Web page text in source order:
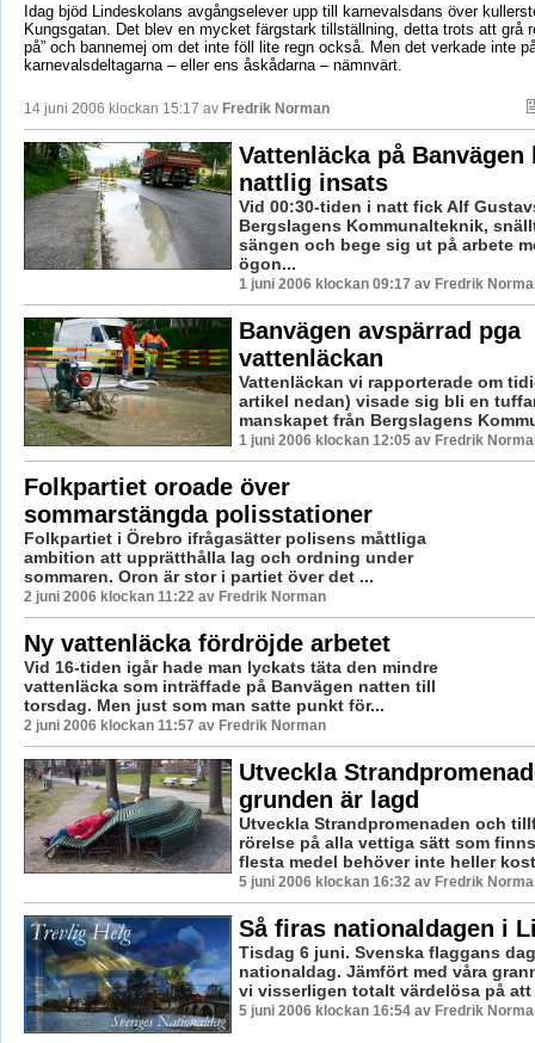
Idag bjöd Lindeskolans avgångselever upp till karnevalsdans över
Kungsgatan. Det blev en mycket färgstark tillställning, detta trots att grå
på” och bannemej om det inte föll lite regn också. Men det verkade inte
karnevalsdeltagarna – eller ens åskådarna – nämnvärt.
14 juni 2006 klockan 15:17 av Fredrik Norman
Vattenläcka på Banvägen
nattlig insats
Vid 00:30-tiden i natt fick Alf
Bergslagens Kommunalteknik,
sängen och bege sig ut på arbete
ögon...
1 juni 2006 klockan 09:17 av Fredrik
Banvägen avspärrad pga
vattenläckan
Vattenläckan vi rapporterade om
artikel nedan) visade sig bli en
manskapet från Bergslagens
1 juni 2006 klockan 12:05 av Fredrik
Folkpartiet oroade över
sommarstängda polisstationer
Folkpartiet i Örebro ifrågasätter polisens måttliga
ambition att upprätthålla lag och ordning under
sommaren. Oron är stor i partiet över det ...
2 juni 2006 klockan 11:22 av Fredrik Norman
Ny vattenläcka fördröjde arbetet
Vid 16-tiden igår hade man lyckats täta den mindre
vattenläcka som inträffade på Banvägen natten till
torsdag. Men just som man satte punkt för...
2 juni 2006 klockan 11:57 av Fredrik Norman
Utveckla
grunden är lagd
Utveckla Strandpromenaden och
rörelse på alla vettiga sätt som
flesta medel behöver inte heller
5 juni 2006 klockan 16:32 av Fredrik
Så firas nationaldagen i
Tisdag 6 juni. Svenska flaggans
nationaldag. Jämfört med våra
vi visserligen totalt värdelösa på att
5 juni 2006 klockan 16:54 av Fredrik